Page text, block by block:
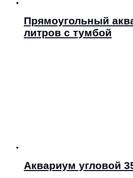
Прямоугольный
литров с тумбой
Аквариум угловой